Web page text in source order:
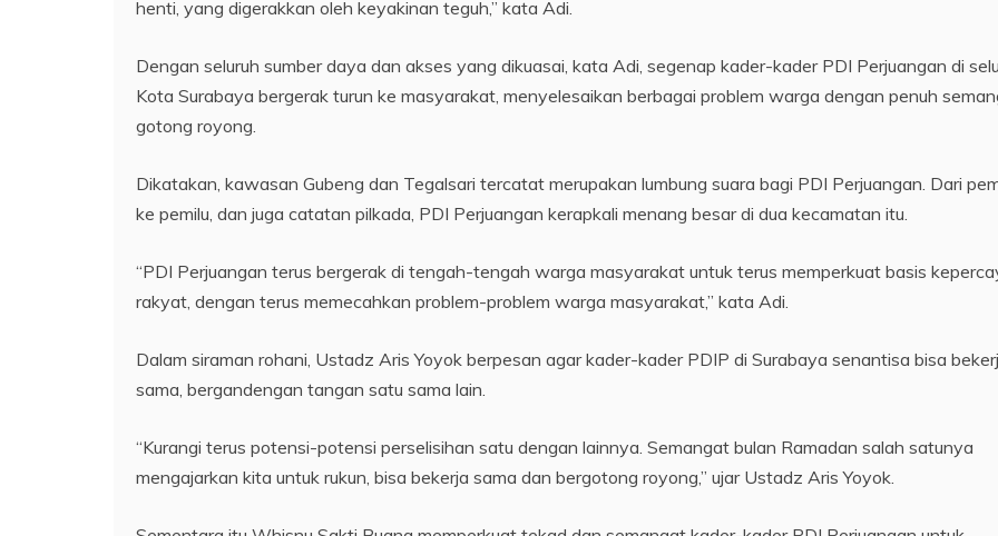
henti, yang digerakkan oleh keyakinan teguh,” kata Adi.
Dengan seluruh sumber daya dan akses yang dikuasai, kata Adi, segenap kader-kader PDI Perjuangan di
Kota Surabaya bergerak turun ke masyarakat, menyelesaikan berbagai problem warga dengan penuh
gotong royong.
Dikatakan, kawasan Gubeng dan Tegalsari tercatat merupakan lumbung suara bagi PDI Perjuangan. Dari
ke pemilu, dan juga catatan pilkada, PDI Perjuangan kerapkali menang besar di dua kecamatan itu.
“PDI Perjuangan terus bergerak di tengah-tengah warga masyarakat untuk terus memperkuat basis
rakyat, dengan terus memecahkan problem-problem warga masyarakat,” kata Adi.
Dalam siraman rohani, Ustadz Aris Yoyok berpesan agar kader-kader PDIP di Surabaya senantisa bisa
sama, bergandengan tangan satu sama lain.
“Kurangi terus potensi-potensi perselisihan satu dengan lainnya. Semangat bulan Ramadan salah satunya
mengajarkan kita untuk rukun, bisa bekerja sama dan bergotong royong,” ujar Ustadz Aris Yoyok.